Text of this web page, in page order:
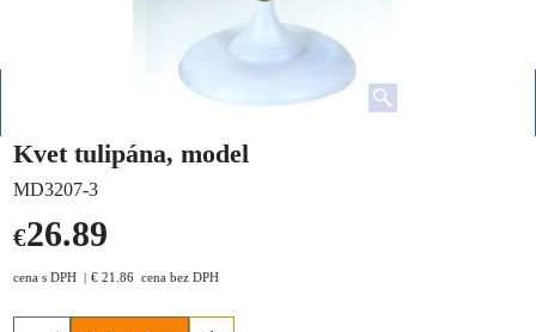
Kvet tulipána, model
MD3207-3
€26.89
cena s DPH € 21.86 cena bez DPH